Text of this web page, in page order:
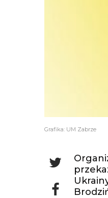
Grafika: UM Zabrze